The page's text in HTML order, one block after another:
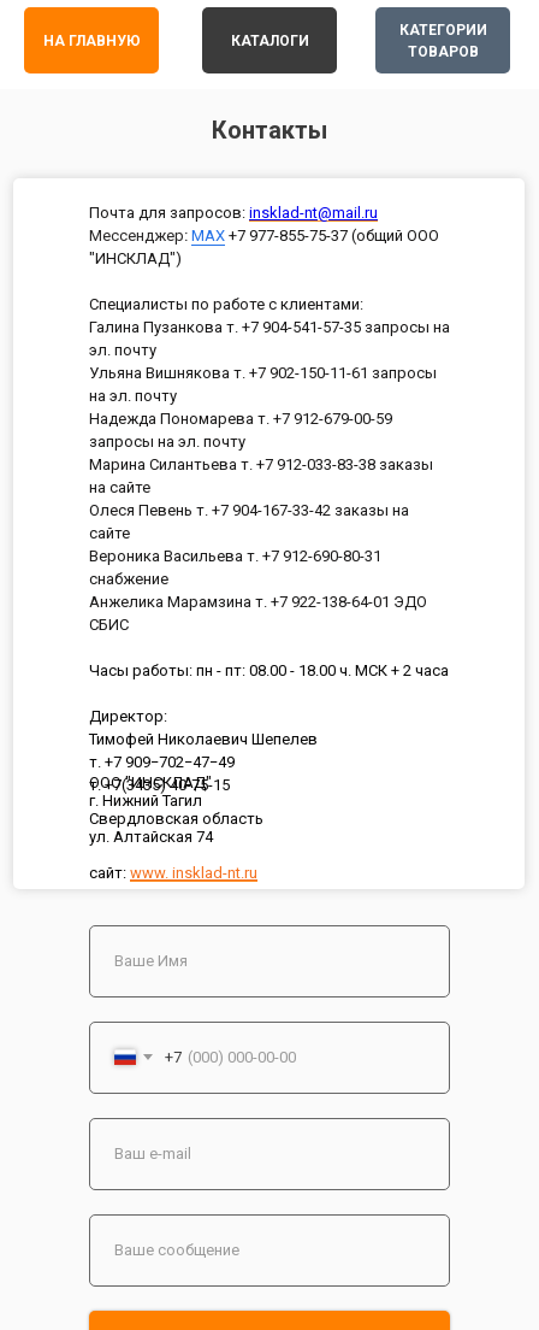
КАТЕГОРИИ
ТОВАРОВ
НА ГЛАВНУЮ КАТАЛОГИ
Контакты
ООО "ИНСКЛАД"
г. Нижний Тагил
Свердловская область
ул. Алтайская 74
сайт: www. insklad-nt.ru
Почта для запросов: insklad-nt@mail.ru
Мессенджер: MAX +7 977-855-75-37 (общий ООО
"ИНСКЛАД")
Специалисты по работе с клиентами:
Галина Пузанкова т. +7 904-541-57-35 запросы на
эл. почту
Ульяна Вишнякова т. +7 902-150-11-61 запросы
на эл. почту
Надежда Пономарева т. +7 912-679-00-59
запросы на эл. почту
Марина Силантьева т. +7 912-033-83-38 заказы
на сайте
Олеся Певень т. +7 904-167-33-42 заказы на
сайте
Вероника Васильева т. +7 912-690-80-31
снабжение
Анжелика Марамзина т. +7 922-138-64-01 ЭДО
СБИС
Часы работы: пн - пт: 08.00 - 18.00 ч. МСК + 2 часа
Директор:
Тимофей Николаевич Шепелев
т. +7 909−702−47−49
т. +7(3435) 40-75-15
+7